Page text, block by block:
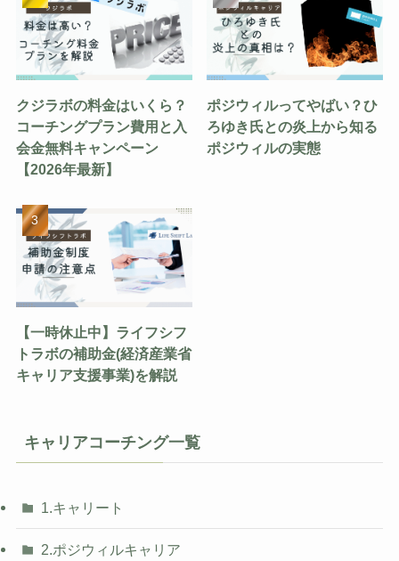
クジラボの料金はいくら？
コーチングプラン費用と入
会金無料キャンペーン
【2026年最新】
ポジウィルってやばい？ひ
ろゆき氏との炎上から知る
ポジウィルの実態
【一時休止中】ライフシフ
トラボの補助金(経済産業省
キャリア支援事業)を解説
キャリアコーチング一覧
1.キャリート
2.ポジウィルキャリア